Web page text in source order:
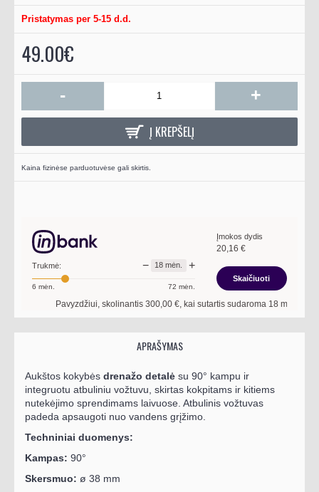
Pristatymas per 5-15 d.d.
49.00€
- +
Į KREPŠELĮ
Kaina fizinėse parduotuvėse gali skirtis.
Trukmė: − 18 mėn. +
6 mėn. 72 mėn.
Įmokos dydis
20,16 €
Skaičiuoti
Pavyzdžiui, skolinantis300,00€, kai sutartis sudaroma18mėn. terminui,
APRAŠYMAS
Aukštos kokybės drenažo detalė su 90° kampu ir
integruotu atbuliniu vožtuvu, skirtas kokpitams ir kitiems
nutekėjimo sprendimams laivuose. Atbulinis vožtuvas
padeda apsaugoti nuo vandens grįžimo.
Techniniai duomenys:
Kampas: 90°
Skersmuo: ø 38 mm